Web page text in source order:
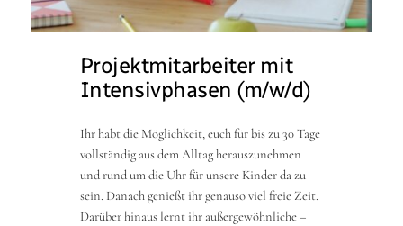
Projektmitarbeiter mit
Intensivphasen (m/w/d)
Ihr habt die Möglichkeit, euch für bis zu 30 Tage
vollständig aus dem Alltag herauszunehmen
und rund um die Uhr für unsere Kinder da zu
sein. Danach genießt ihr genauso viel freie Zeit.
Darüber hinaus lernt ihr außergewöhnliche –